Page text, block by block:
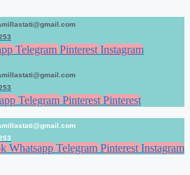
Telegram Pinterest Instagram
Telegram Pinterest Pinterest
Whatsapp Telegram Pinterest Instagram